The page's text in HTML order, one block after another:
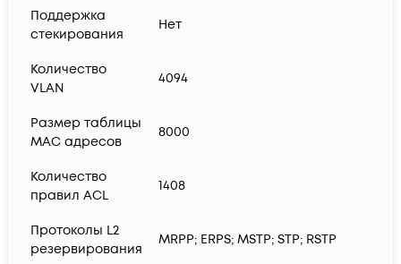
Поддержка
стекирования
Нет
Количество
VLAN
4094
Размер таблицы
MAC адресов
8000
Количество
правил ACL
1408
Протоколы L2
резервирования
MRPP; ERPS; MSTP; STP; RSTP